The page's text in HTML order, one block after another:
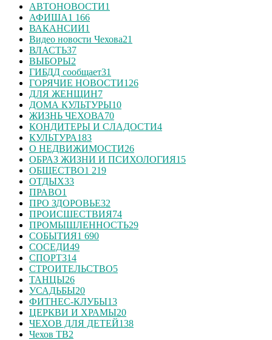
АВТОНОВОСТИ1
АФИША1 166
ВАКАНСИИ1
Видео новости Чехова21
ВЛАСТЬ37
ВЫБОРЫ2
ГИБДД сообщает31
ГОРЯЧИЕ НОВОСТИ126
ДЛЯ ЖЕНЩИН7
ДОМА КУЛЬТУРЫ10
ЖИЗНЬ ЧЕХОВА70
КОНДИТЕРЫ И СЛАДОСТИ4
КУЛЬТУРА183
О НЕДВИЖИМОСТИ26
ОБРАЗ ЖИЗНИ И ПСИХОЛОГИЯ15
ОБЩЕСТВО1 219
ОТДЫХ33
ПРАВО1
ПРО ЗДОРОВЬЕ32
ПРОИСШЕСТВИЯ74
ПРОМЫШЛЕННОСТЬ29
СОБЫТИЯ1 690
СОСЕДИ49
СПОРТ314
СТРОИТЕЛЬСТВО5
ТАНЦЫ26
УСАДЬБЫ20
ФИТНЕС-КЛУБЫ13
ЦЕРКВИ И ХРАМЫ20
ЧЕХОВ ДЛЯ ДЕТЕЙ138
Чехов ТВ2